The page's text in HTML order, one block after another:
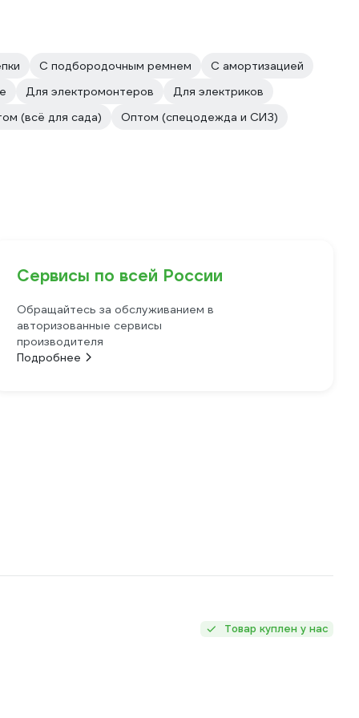
С подбородочным ремнем
С амортизацией
Для электромонтеров
Для электриков
(всё для сада)
Оптом (спецодежда и СИЗ)
Сервисы по всей России
Обращайтесь за обслуживанием в
авторизованные сервисы
производителя
Подробнее
Товар куплен у нас